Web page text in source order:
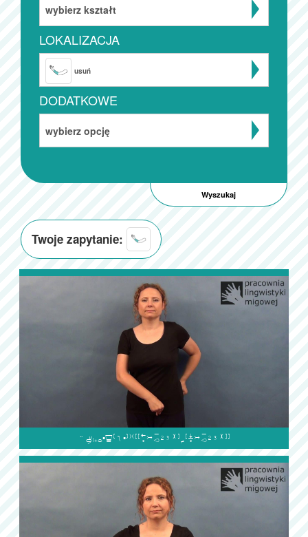
wybierz kształt
LOKALIZACJA
usuń
DODATKOWE
wybierz opcję
Twoje zapytanie:
